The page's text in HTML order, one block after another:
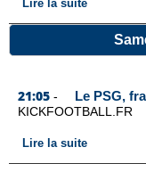
Lire la suite
21:05 - Le PSG,
KICKFOOTBALL.FR
Lire la suite